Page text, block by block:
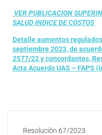
VER PUBLICACION
SALUD INDICE DE COSTOS
Detalle aumentos
septiembre 2023, de
2577/22 y concordantes,
Acta Acuerdo UAS – FAPS
Resolución 67/2023.